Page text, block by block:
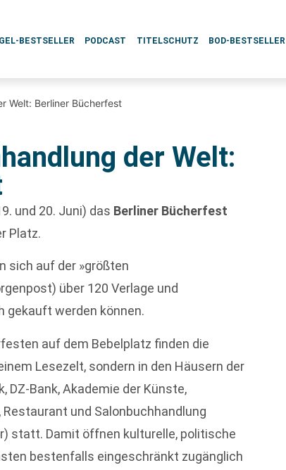
BESTSELLER PODCAST TITELSCHUTZ BOD-BESTSELLER
Welt: Berliner Bücherfest
der Welt:
und 20. Juni) das Berliner Bücherfest
Platz.
sich auf der »größten
über 120 Verlage und
gekauft werden können.
auf dem Bebelplatz finden die
Lesezelt, sondern in den Häusern der
DZ-Bank, Akademie der Künste,
und Salonbuchhandlung
statt. Damit öffnen kulturelle, politische
bestenfalls eingeschränkt zugänglich